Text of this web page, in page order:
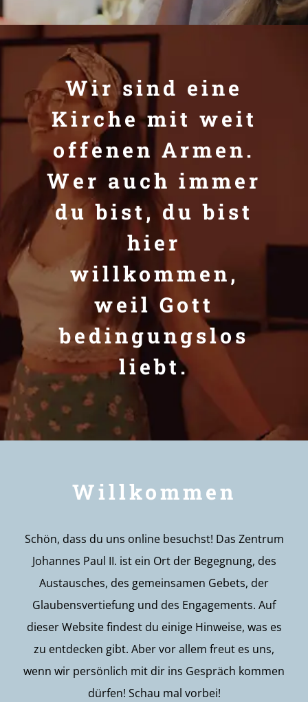
Newsletter
Wir sind eine
Kirche mit weit
offenen Armen.
Wer auch immer
du bist, du bist
hier
willkommen,
weil Gott
bedingungslos
liebt.
Willkommen
Schön, dass du uns online besuchst! Das Zentrum
Johannes Paul II. ist ein Ort der Begegnung, des
Austausches, des gemeinsamen Gebets, der
Glaubensvertiefung und des Engagements. Auf
dieser Website findest du einige Hinweise, was es
zu entdecken gibt. Aber vor allem freut es uns,
wenn wir persönlich mit dir ins Gespräch kommen
dürfen! Schau mal vorbei!